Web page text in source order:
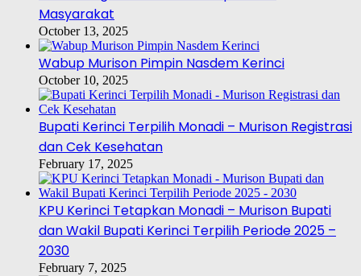
Masyarakat
October 13, 2025
Wabup Murison Pimpin Nasdem Kerinci
October 10, 2025
Bupati Kerinci Terpilih Monadi – Murison Registrasi
dan Cek Kesehatan
February 17, 2025
KPU Kerinci Tetapkan Monadi – Murison Bupati
dan Wakil Bupati Kerinci Terpilih Periode 2025 –
2030
February 7, 2025